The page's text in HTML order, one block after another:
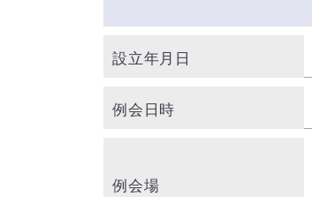
設立年月日
例会日時
例会場